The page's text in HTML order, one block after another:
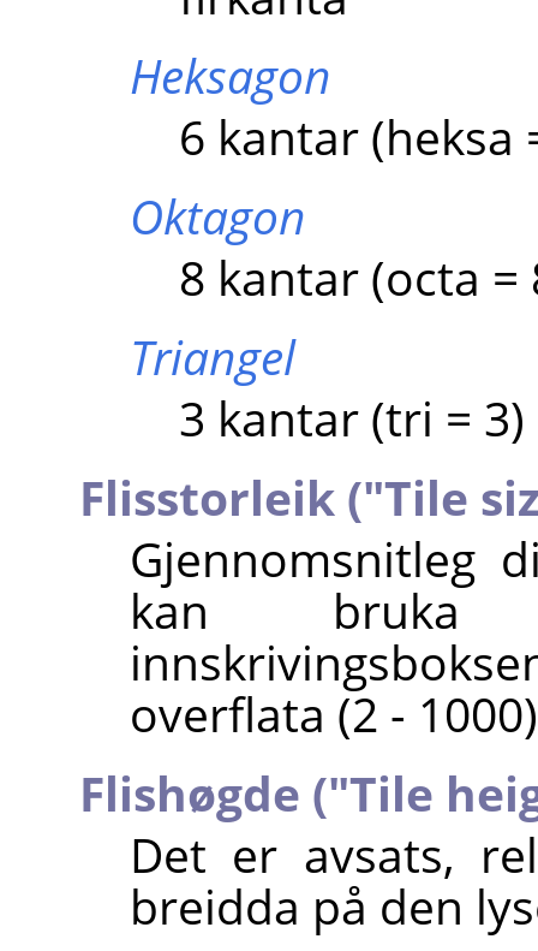
Heksagon
6 kantar (heksa
Oktagon
8 kantar (octa =
Triangel
3 kantar (tri = 3)
Flisstorleik ("Tile
Gjennomsnitleg
kan bruka
overflata (2 -
Flishøgde ("Tile
Det er avsats,
breidda på den